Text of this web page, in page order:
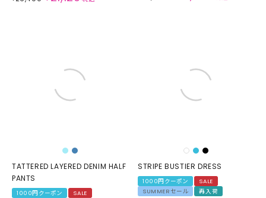
TATTERED LAYERED DENIM HALF
PANTS
1000円クーポン
SALE
STRIPE BUSTIER DRESS
1000円クーポン
SALE
SUMMERセール
再入荷